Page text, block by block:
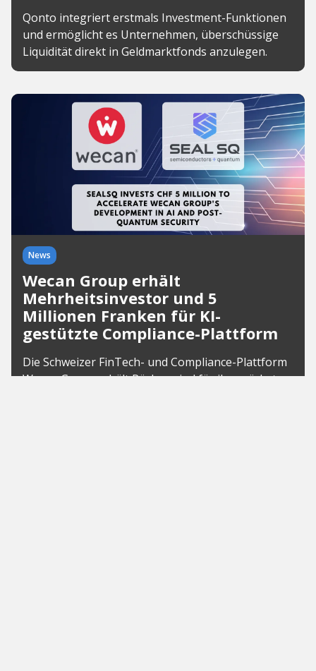
Qonto integriert erstmals Investment-Funktionen
und ermöglicht es Unternehmen, überschüssige
Liquidität direkt in Geldmarktfonds anzulegen.
News
Wecan Group erhält
Mehrheitsinvestor und 5
Millionen Franken für KI-
gestützte Compliance-Plattform
Die Schweizer FinTech- und Compliance-Plattform
Wecan Group erhält Rückenwind für ihre nächste